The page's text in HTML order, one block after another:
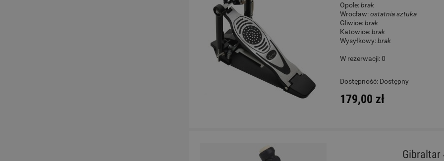
Opole:brak
Wrocław:ostatnia sztuka
Gliwice:brak
Katowice:brak
Wysyłkowy:brak
W rezerwacji: 0
Dostępność: Dostępny
179,00 zł
Gibraltar